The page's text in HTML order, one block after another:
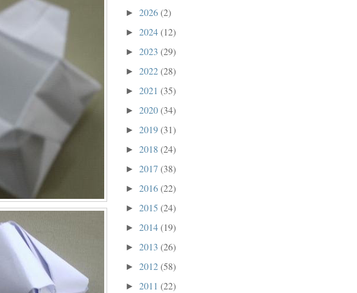
► 2026(2)
► 2024(12)
► 2023 (29)
► 2022(28)
► 2021 (35)
► 2020(34)
► 2019(31)
► 2018 (24)
► 2017 (38)
► 2016(22)
► 2015 (24)
► 2014(19)
► 2013 (26)
► 2012(58)
► 2011 (22)